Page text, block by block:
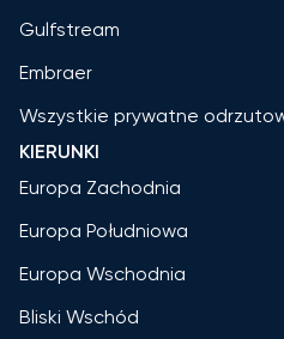
Gulfstream
Embraer
Wszystkie prywatne
KIERUNKI
Europa Zachodnia
Europa Południowa
Europa Wschodnia
Bliski Wschód